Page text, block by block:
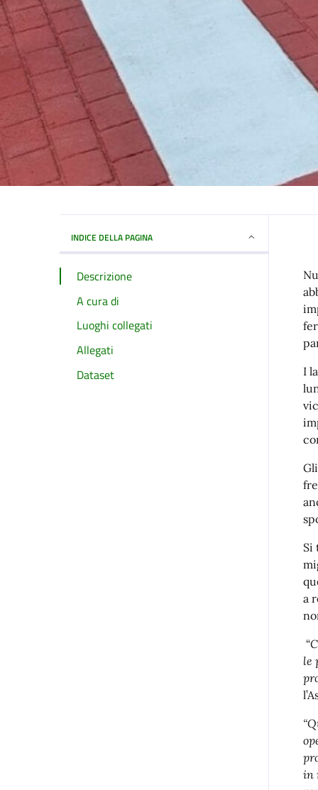
INDICE DELLA PAGINA
Descrizione
A cura di
Luoghi collegati
Allegati
Dataset
I
Si
a
“
le
in